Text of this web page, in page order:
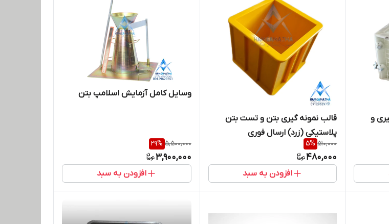
و
قالب نمونه گیری بتن و تست بتن
پلاستیکی (زرد) ارسال فوری
510,000
5%
480,000
افزودن به سبد
وسایل کامل آزمایش اسلامپ بتن
5,500,000
29%
3,900,000
افزودن به سبد